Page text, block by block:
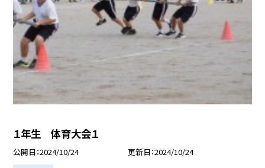
１年生 体育大会１
公開日 2024/10/24 更新日 2024/10/24